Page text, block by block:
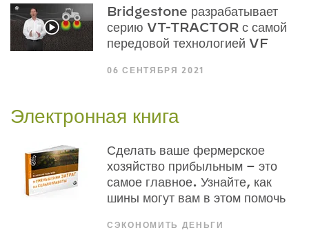
Bridgestone разрабатывает
серию VT-TRACTOR с самой
передовой технологией VF
06 СЕНТЯБРЯ 2021
Электронная книга
Сделать ваше фермерское
хозяйство прибыльным – это
самое главное. Узнайте, как
шины могут вам в этом помочь
СЭКОНОМИТЬ ДЕНЬГИ